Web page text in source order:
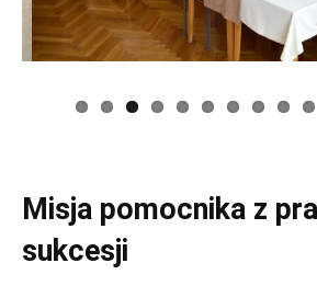
Misja pomocnika z
sukcesji